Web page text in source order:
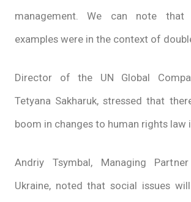
management. We can note
examples were in the context of
Director of the UN Global
Tetyana Sakharuk, stressed that
boom in changes to human rights law
Andriy Tsymbal, Managing
Ukraine, noted that social issues